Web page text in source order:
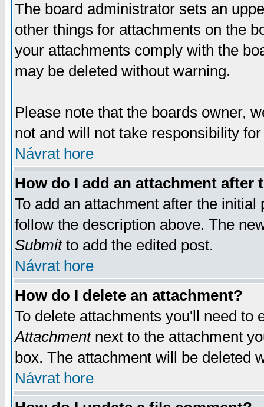
The board administrator sets an
other things for attachments on the
your attachments comply with the
may be deleted without warning.
Please note that the boards owner,
not and will not take responsibility
Návrat hore
How do I add an attachment after
To add an attachment after the
follow the description above. The
Submitto add the edited post.
Návrat hore
How do I delete an attachment?
To delete attachments you'll need
Attachmentnext to the attachment
box. The attachment will be deleted
Návrat hore